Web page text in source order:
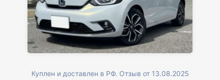
Куплен и доставлен в РФ. Отзыв от 13.08.2025